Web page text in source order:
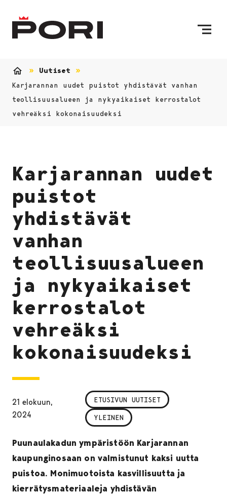
Uutiset
Karjarannan uudet puistot yhdistävät vanhan
teollisuusalueen ja nykyaikaiset kerrostalot
vehreäksi kokonaisuudeksi
Karjarannan uudet
puistot
yhdistävät
vanhan
teollisuusalueen
ja nykyaikaiset
kerrostalot
vehreäksi
kokonaisuudeksi
21 elokuun,
2024
ETUSIVUN UUTISET
YLEINEN
Puunaulakadun ympäristöön Karjarannan
kaupunginosaan on valmistunut kaksi uutta
puistoa. Monimuotoista kasvillisuutta ja
kierrätysmateriaaleja yhdistävän